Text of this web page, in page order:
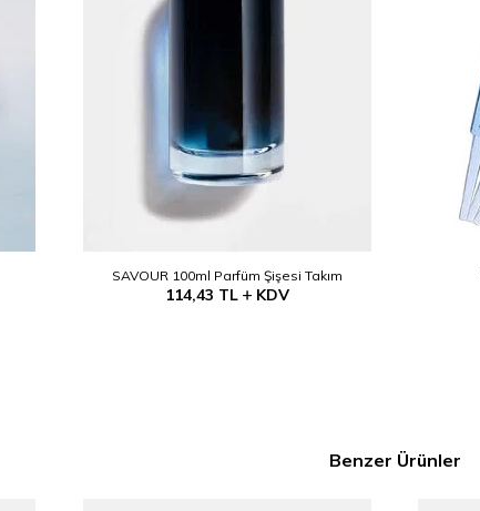
SAVOUR 100ml Parfüm Şişesi Takım
114,43 TL KDV
Benzer Ürünler